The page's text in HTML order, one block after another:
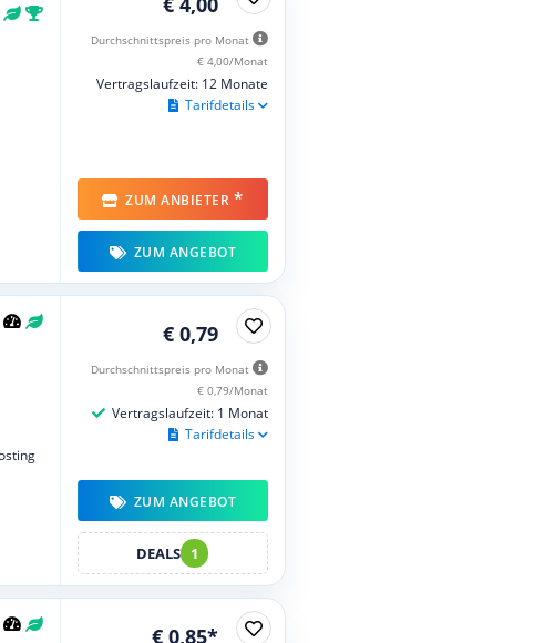
Durchschnittspreis pro Monat
€ 4,00/Monat
Vertragslaufzeit: 12 Monate
Tarifdetails
ZUM ANBIETER *
ZUM ANGEBOT
€ 0,79
Durchschnittspreis pro Monat
€ 0,79/Monat
Vertragslaufzeit: 1 Monat
Tarifdetails
ZUM ANGEBOT
DEALS 1
€ 0,85*